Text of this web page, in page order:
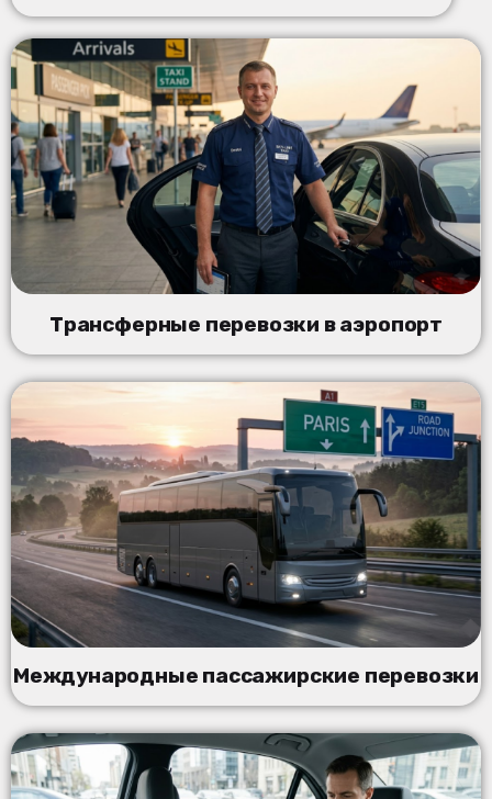
Трансферные перевозки в аэропорт
Международные пассажирские перевозки